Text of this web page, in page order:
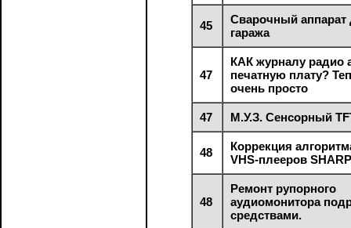
45
Сварочный
гаража
47
КАК журналу радио
печатную плату?
очень просто
47 М.У.З. Сенсорный
48
Коррекция
VHS-плееров
48
Ремонт рупорного
аудиомонитора
средствами.